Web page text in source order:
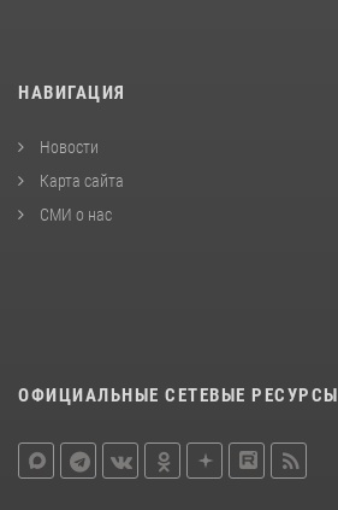
НАВИГАЦИЯ
Новости
Карта сайта
СМИ о нас
ОФИЦИАЛЬНЫЕ СЕТЕВЫЕ РЕСУРСЫ